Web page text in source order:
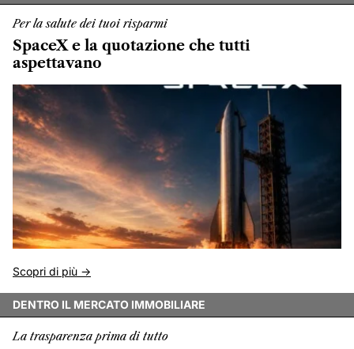
Per la salute dei tuoi risparmi
SpaceX e la quotazione che tutti
aspettavano
Scopri di più ->
DENTRO IL MERCATO IMMOBILIARE
La trasparenza prima di tutto